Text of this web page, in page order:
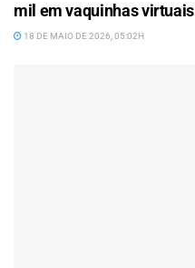
mil em vaquinhas virtuais
18 DE MAIO DE 2026, 05:02H